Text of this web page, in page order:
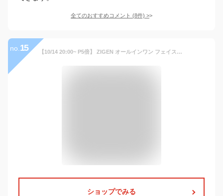
全てのおすすめコメント (8件) >
no. 15 【10/14 20:00~ P5倍】 ZIGEN オールインワン フェイスジェル 洗顔料 セット スキンケア メンズ 洗顔 オールインワンジェル 乾燥 乾燥肌 美肌化粧水 乳液 美容液 保湿クリーム フェイスクリーム ジゲン ヒト型セラミド メンズコスメ 男性スキンケア テカリ 100g 200g
ショップでみる